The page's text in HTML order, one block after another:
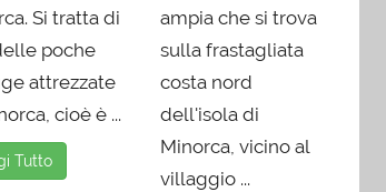
Si tratta di
poche
attrezzate
cioè è ...
Tutto
ampia che si trova
sulla frastagliata
costa nord
dell'isola di
Minorca, vicino al
villaggio ...